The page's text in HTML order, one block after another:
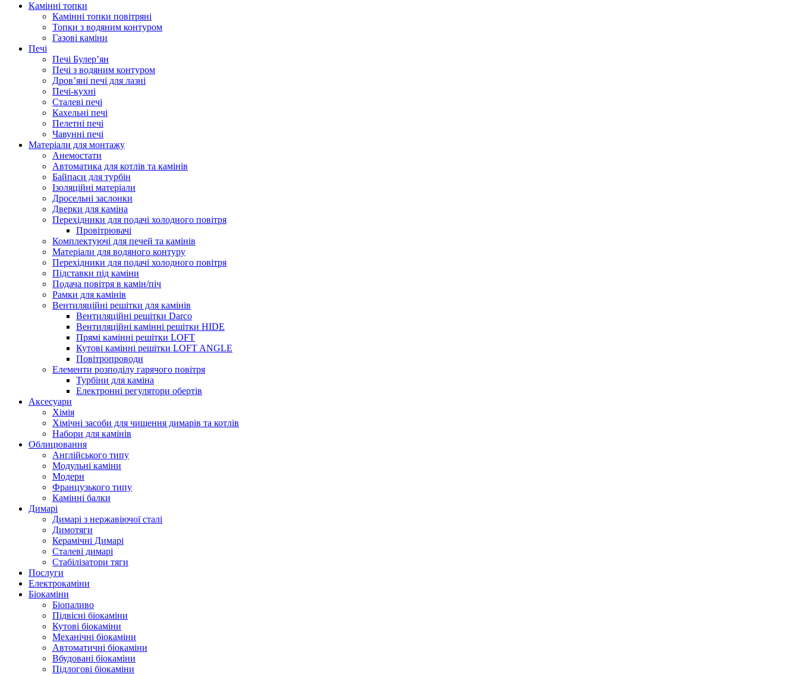
Камінні топки
Камінні топки повітряні
Топки з водяним контуром
Газові каміни
Печі
Печі Булер’ян
Печі з водяним контуром
Дров’яні печі для лазні
Печі-кухні
Сталеві печі
Кахельні печі
Пелетні печі
Чавунні печі
Матеріали для монтажу
Анемостати
Автоматика для котлів та камінів
Байпаси для турбін
Ізоляційні матеріали
Дросельні заслонки
Дверки для каміна
Перехідники для подачі холодного повітря
Провітрювачі
Комплектуючі для печей та камінів
Матеріали для водяного контуру
Перехідники для подачі холодного повітря
Підставки під каміни
Подача повітря в камін/піч
Рамки для камінів
Вентиляційні решітки для камінів
Вентиляційні решітки Darco
Вентиляційні камінні решітки HIDE
Прямі камінні решітки LOFT
Кутові камінні решітки LOFT ANGLE
Повітропроводи
Елементи розподілу гарячого повітря
Турбіни для каміна
Електронні регулятори обертів
Аксесуари
Хімія
Хімічні засоби для чищення димарів та котлів
Набори для камінів
Облицювання
Англійського типу
Модульні каміни
Модерн
Французького типу
Камінні балки
Димарі
Димарі з нержавіючої сталі
Димотяги
Керамічні Димарі
Сталеві димарі
Стабілізатори тяги
Послуги
Електрокаміни
Біокаміни
Біопаливо
Підвісні біокаміни
Кутові біокаміни
Механічні біокаміни
Автоматичні біокаміни
Вбудовані біокаміни
Підлогові біокаміни